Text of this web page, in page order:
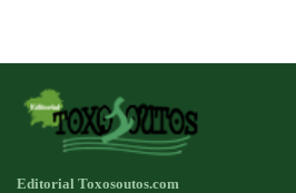
Editorial Toxosoutos.com